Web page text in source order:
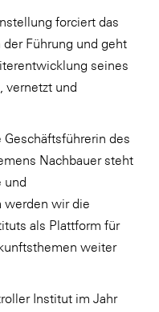
forciert das
Führung und geht
seines
vernetzt und
Geschäftsführerin des
Nachbauer steht
und
werden wir die
als Plattform für
weiter
Institut im Jahr